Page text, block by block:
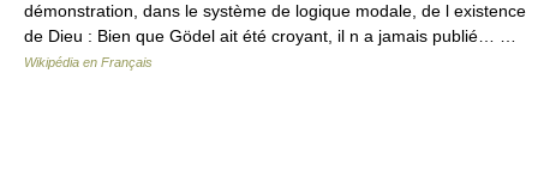
démonstration, dans le système de logique modale, de l existence
de Dieu : Bien que Gödel ait été croyant, il n a jamais publié… …
Wikipédia en Français